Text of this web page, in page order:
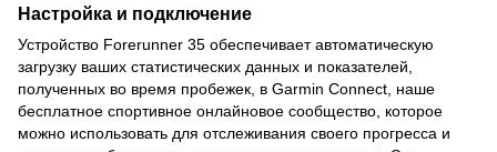
Настройка и подключение
Устройство Forerunner 35 обеспечивает автоматическую
загрузку ваших статистических данных и показателей,
полученных во время пробежек, в Garmin Connect, наше
бесплатное спортивное онлайновое сообщество, которое
можно использовать для отслеживания своего прогресса и